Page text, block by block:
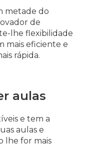
metade do
de
lhe flexibilidade
mais eficiente e
rápida.
aulas
e tem a
aulas e
lhe for mais